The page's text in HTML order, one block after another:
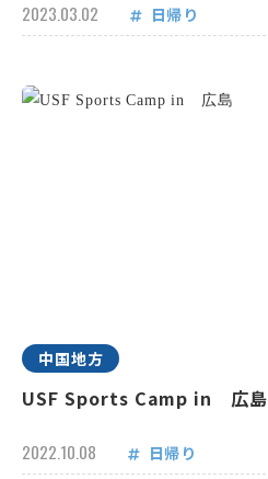
2023.03.02 日帰り
中国地方
USF Sports Camp in 広島
2022.10.08 日帰り